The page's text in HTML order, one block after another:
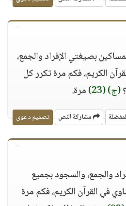
بصيغتي الإفراد والجمع،
الكريم، فكم مرة تكرر كل
(ج)(23) مرة.
مشاركة النص تصميم دعوي
والجمع، والسجود بجميع
في القرآن الكريم، فكم مرة